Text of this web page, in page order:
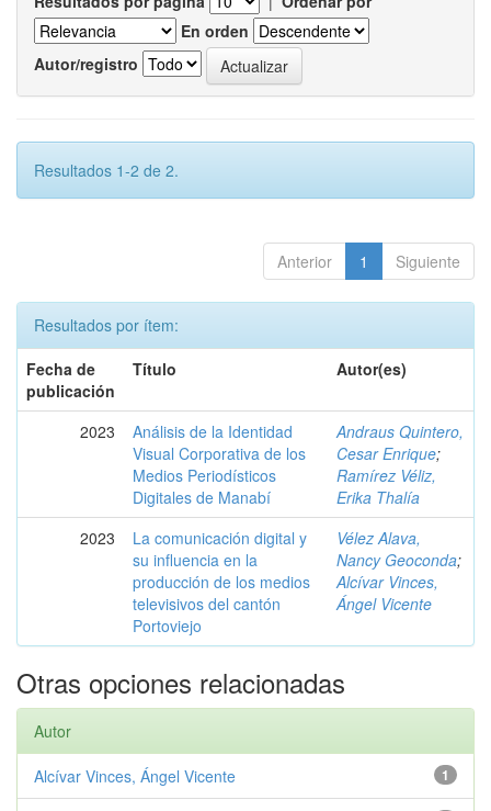
En orden
Autor/registro
Resultados 1-2 de 2.
Anterior 1 Siguiente
Resultados por ítem:
Fecha de
publicación
Título Autor(es)
2023
Análisis de la Identidad
Visual Corporativa de los
Medios Periodísticos
Digitales de Manabí
Andraus Quintero,
Cesar Enrique;
Ramírez Véliz,
Erika Thalía
2023
La comunicación digital y
su influencia en la
producción de los medios
televisivos del cantón
Portoviejo
Vélez Alava,
Nancy Geoconda;
Alcívar Vinces,
Ángel Vicente
Otras opciones relacionadas
Autor
1
Alcívar Vinces, Ángel Vicente